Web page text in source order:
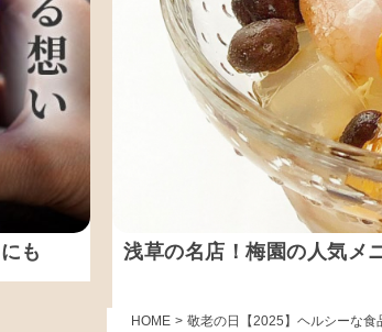
も 浅草の名店！梅園の人気メ
HOME > 敬老の日【2025】ヘルシーな